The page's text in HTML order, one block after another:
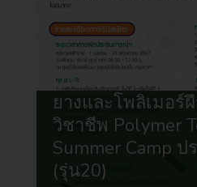
เปิดรับสมัครนักศึ
ยางและโพลิเมอร์
วิชาชีพ Polymer
Summer Camp ป
(รุ่น20)